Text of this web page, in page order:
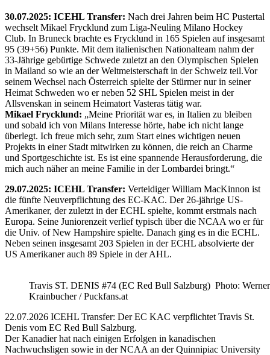
30.07.2025: ICEHL Transfer: Nach drei Jahren beim HC Pustertal
wechselt Mikael Frycklund zum Liga-Neuling Milano Hockey
Club. In Bruneck brachte es Frycklund in 165 Spielen auf insgesamt
95 (39+56) Punkte. Mit dem italienischen Nationalteam nahm der
33-Jährige gebürtige Schwede zuletzt an den Olympischen Spielen
in Mailand so wie an der Weltmeisterschaft in der Schweiz teil.Vor
seinem Wechsel nach Österreich spielte der Stürmer nur in seiner
Heimat Schweden wo er neben 52 SHL Spielen meist in der
Allsvenskan in seinem Heimatort Vasteras tätig war.
Mikael Frycklund: „Meine Priorität war es, in Italien zu bleiben
und sobald ich von Milans Interesse hörte, habe ich nicht lange
überlegt. Ich freue mich sehr, zum Start eines wichtigen neuen
Projekts in einer Stadt mitwirken zu können, die reich an Charme
und Sportgeschichte ist. Es ist eine spannende Herausforderung, die
mich auch näher an meine Familie in der Lombardei bringt.“
29.07.2025: ICEHL Transfer: Verteidiger William MacKinnon ist
die fünfte Neuverpflichtung des EC-KAC. Der 26-jährige US-
Amerikaner, der zuletzt in der ECHL spielte, kommt erstmals nach
Europa. Seine Juniorenzeit verlief typisch über die NCAA wo er für
die Univ. of New Hampshire spielte. Danach ging es in die ECHL.
Neben seinen insgesamt 203 Spielen in der ECHL absolvierte der
US Amerikaner auch 89 Spiele in der AHL.
Travis ST. DENIS #74 (EC Red Bull Salzburg) Photo: Werner
Krainbucher / Puckfans.at
22.07.2026 ICEHL Transfer: Der EC KAC verpflichtet Travis St.
Denis vom EC Red Bull Salzburg.
Der Kanadier hat nach einigen Erfolgen in kanadischen
Nachwuchsligen sowie in der NCAA an der Quinnipiac University